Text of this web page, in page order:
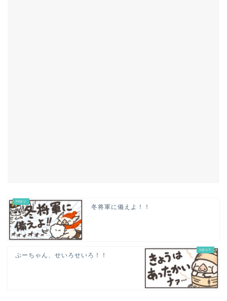
冬将軍に備えよ！！
ぷーちゃん、せいろせいろ！！